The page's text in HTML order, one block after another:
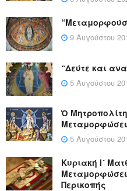
9 Αυγούστου
“Δεύτε και
5 Αυγούστου
Ὁ
5 Αυγούστου
Κυριακή Ι´
Περικοπής